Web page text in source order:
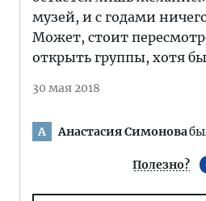
музей, и с годами
Может, стоит
открыть группы, хотя
30 мая 2018
А Анастасия Симонова
Полезно?